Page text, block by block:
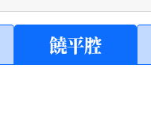
饒平腔